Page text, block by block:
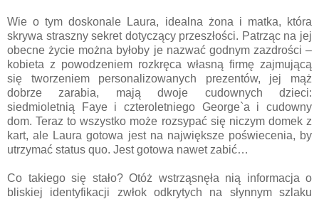
Wie o tym doskonale Laura, idealna żona i matka, która
skrywa straszny sekret dotyczący przeszłości. Patrząc na jej
obecne życie można byłoby je nazwać godnym zazdrości –
kobieta z powodzeniem rozkręca własną firmę zajmującą
się tworzeniem personalizowanych prezentów, jej mąż
dobrze zarabia, mają dwoje cudownych dzieci:
siedmioletnią Faye i czteroletniego George`a i cudowny
dom. Teraz to wszystko może rozsypać się niczym domek z
kart, ale Laura gotowa jest na największe poświecenia, by
utrzymać status quo. Jest gotowa nawet zabić…
Co takiego się stało? Otóż wstrząsnęła nią informacja o
bliskiej identyfikacji zwłok odkrytych na słynnym szlaku